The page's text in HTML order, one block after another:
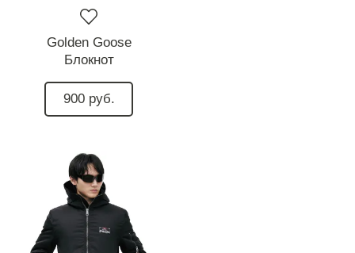
Golden Goose
Блокнот
900 руб.